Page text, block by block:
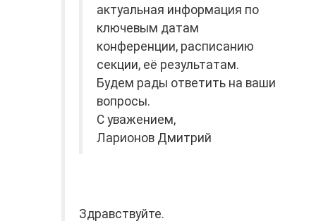
актуальная информация по
ключевым датам
конференции, расписанию
секции, её результатам.
Будем рады ответить на ваши
вопросы.
С уважением,
Ларионов Дмитрий
Здравствуйте.